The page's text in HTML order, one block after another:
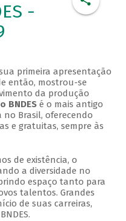
-
primeira apresentação
então, mostrou-se
da produção
BNDESé o mais antigo
Brasil, oferecendo
e gratuitas, sempre às
de existência, o
a diversidade no
espaço tanto para
talentos. Grandes
de suas carreiras,